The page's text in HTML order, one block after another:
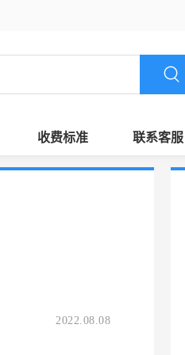
收费标准 联系客服
2022.08.08